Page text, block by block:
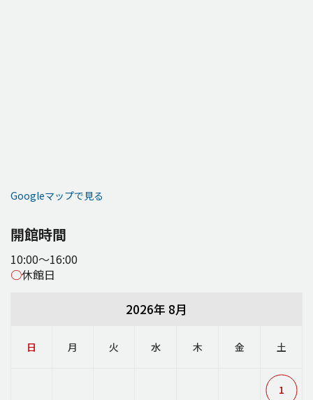
Googleマップで見る
開館時間
10:00～16:00
○休館日
2026年 8月
日 月 火 水 木 金 土
1